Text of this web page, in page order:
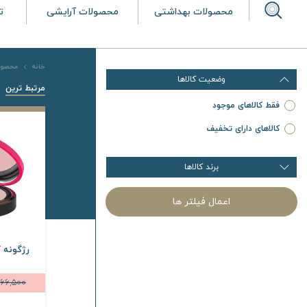
محصولات بهداشتی محصولات آرایشی
وضعیت کالاها
فقط کالاهای موجود
کالاهای دارای تخفیف
برند کالاها
اعمال فیلتر ها
خانه
مرتبط ترین
رژگونه